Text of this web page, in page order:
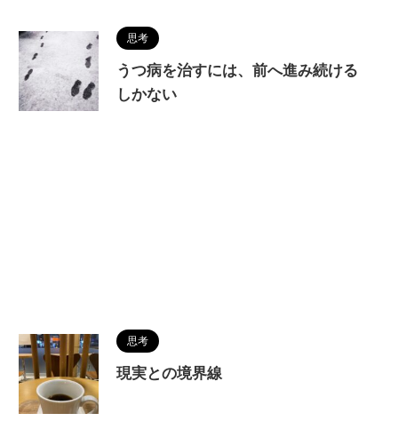
思考
うつ病を治すには、前へ進み続ける
しかない
思考
現実との境界線